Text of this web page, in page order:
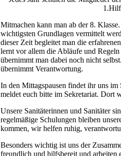
Mitmachen kann man ab der 8.
wichtigsten Grundlagen vermittelt
dieser Zeit begleitet man die
lernt vor allem die Abläufe und
übernimmt man dabei noch nicht
übernimmt Verantwortung.
In den Mittagspausen findet ihr uns im
meldet euch bitte im Sekretariat. Dort
Unsere Sanitäterinnen und Sanitäter
regelmäßige Schulungen bleiben
kommen, wir helfen ruhig,
Besonders wichtig ist uns der
freundlich und hilfsbereit und arbeiten